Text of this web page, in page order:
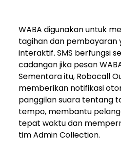
WABA digunakan untuk
tagihan dan pembayaran
interaktif. SMS berfungsi
cadangan jika pesan
Sementara itu, Robocall
memberikan notifikasi
panggilan suara tentang
tempo, membantu
tepat waktu dan
tim Admin Collection.